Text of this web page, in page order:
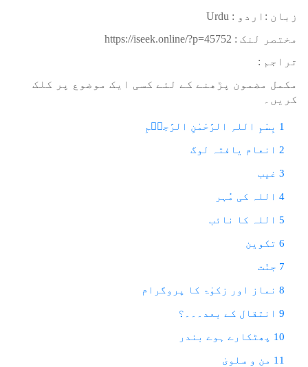
زبان : اردو : Urdu
مختصر لنک : https://iseek.online/?p=45752
تراجم :
مکمل مضمون پڑھنے کے لئے کسی ایک موضوع پر کلک
کریں۔
1 بِسْمِ اللہِ الرَّحْمٰنِ الرَّحِیۡمِ
2 انعام یافتہ لوگ
3 غیب
4 اللہ کی مُہر
5 اللہ کا نائب
6 تکوین
7 جنّت
8 نماز اور زکوٰۃ کا پروگرام
9 انتقال کے بعد۔۔۔؟
10 پھٹکارے ہوے بندر
11 من و سلویٰ